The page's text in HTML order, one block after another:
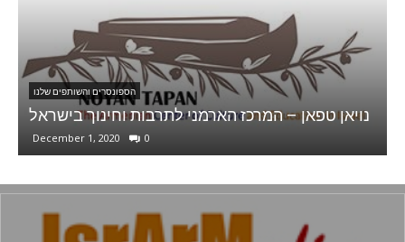
נויאן טפאן – המרכז הארמני לתרבות
הספונסרים והשותפים שלנו
Ani Sweets